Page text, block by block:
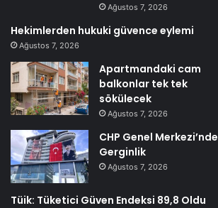
Ağustos 7, 2026
Hekimlerden hukuki güvence eylemi
Ağustos 7, 2026
Apartmandaki cam
balkonlar tek tek
sökülecek
Ağustos 7, 2026
CHP Genel Merkezi’nde
Gerginlik
Ağustos 7, 2026
Tüik: Tüketici Güven Endeksi 89,8 Oldu